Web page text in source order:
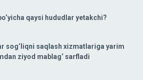
qaysi hududlar yetakchi?
sog‘liqni saqlash xizmatlariga yarim
ziyod mablag‘ sarfladi